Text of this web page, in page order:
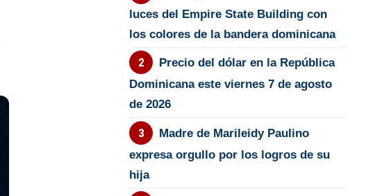
luces del Empire State Building con
los colores de la bandera dominicana
Precio del dólar en la República
Dominicana este viernes 7 de agosto
de 2026
Madre de Marileidy Paulino
expresa orgullo por los logros de su
hija